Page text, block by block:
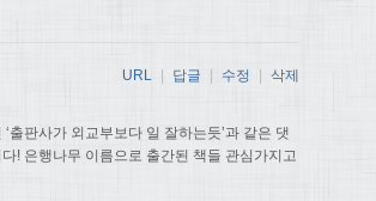
판사가 외교부보다 일 잘하는듯’과 같은 댓
! 은행나무 이름으로 출간된 책들 관심가지고
URL 답글 수정 삭제